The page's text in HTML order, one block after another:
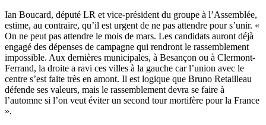
Ian Boucard, député LR et vice-président du groupe à l’Assemblée,
estime, au contraire, qu’il est urgent de ne pas attendre pour s’unir. «
On ne peut pas attendre le mois de mars. Les candidats auront déjà
engagé des dépenses de campagne qui rendront le rassemblement
impossible. Aux dernières municipales, à Besançon ou à Clermont-
Ferrand, la droite a ravi ces villes à la gauche car l’union avec le
centre s’est faite très en amont. Il est logique que Bruno Retailleau
défende ses valeurs, mais le rassemblement devra se faire à
l’automne si l’on veut éviter un second tour mortifère pour la France
».